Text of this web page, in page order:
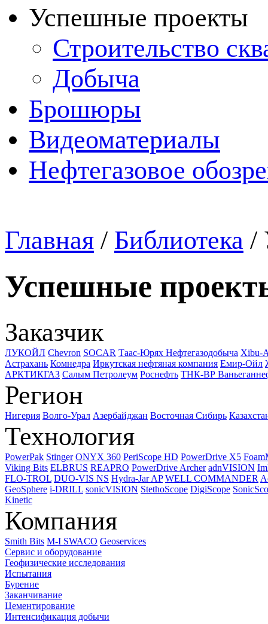
Успешные проекты
Строительство
Добыча
Брошюры
Видеоматериалы
Нефтегазовое
Главная / Библиотека /
Успешные
Заказчик
ЛУКОЙЛ Chevron SOCAR Таас-Юрях Нефтегазодобыча Xibu-
Астрахань Комнедра Иркутская нефтяная компания Емир-Ойл
АРКТИКГАЗ Салым Петролеум Роснефть ТНК-ВР
Регион
Нигерия Волго-Урал Азербайджан Восточная Сибирь
Технология
PowerPak Stinger ONYX 360 PeriScope HD PowerDrive X5
Viking Bits ELBRUS REAPRO PowerDrive Archer adnVISION
FLO-TROL DUO-VIS NS Hydra-Jar AP WELL COMMANDER
GeoSphere i-DRILL sonicVISION StethoScope DigiScope
Kinetic
Компания
Smith Bits M-I SWACO Geoservices
Сервис и оборудование
Геофизические исследования
Испытания
Бурение
Заканчивание
Цементирование
Интенсификация добычи